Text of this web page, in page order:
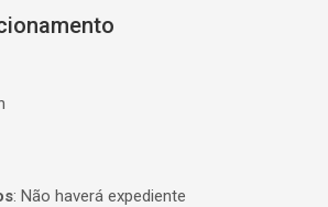
: Não haverá expediente